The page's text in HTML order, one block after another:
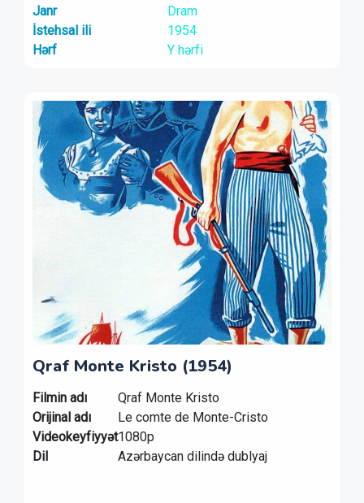
Janr
Dram
İstehsal ili
1954
Hərf
Y hərfi
Qraf Monte Kristo (1954)
Filmin adı
Qraf Monte Kristo
Orijinal adı
Le comte de Monte-Cristo
Videokeyfiyyət1080p
Dil
Azərbaycan dilində dublyaj